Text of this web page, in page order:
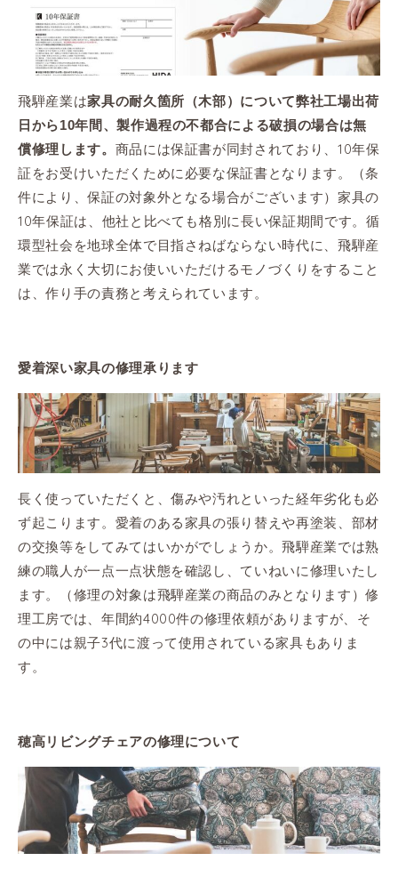
飛騨産業は家具の耐久箇所（木部）について弊社工場出荷
日から10年間、製作過程の不都合による破損の場合は無
償修理します。 商品には保証書が同封されており、10年保
証をお受けいただくために必要な保証書となります。（条
件により、保証の対象外となる場合がございます）家具の
10年保証は、他社と比べても格別に長い保証期間です。循
環型社会を地球全体で目指さねばならない時代に、飛騨産
業では永く大切にお使いいただけるモノづくりをすること
は、作り手の責務と考えられています。
愛着深い家具の修理承ります
長く使っていただくと、傷みや汚れといった経年劣化も必
ず起こります。愛着のある家具の張り替えや再塗装、部材
の交換等をしてみてはいかがでしょうか。飛騨産業では熟
練の職人が一点一点状態を確認し、ていねいに修理いたし
ます。（修理の対象は飛騨産業の商品のみとなります）修
理工房では、年間約4000件の修理依頼がありますが、そ
の中には親子3代に渡って使用されている家具もありま
す。
穂高リビングチェアの修理について